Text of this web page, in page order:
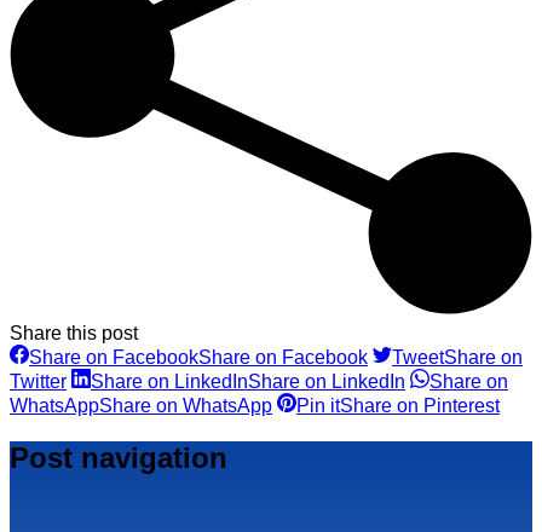
Share this post
Share on FacebookShare on Facebook TweetShare on
Twitter
Share on LinkedInShare on LinkedIn
Share on
WhatsAppShare on WhatsApp Pin itShare on Pinterest
Post navigation